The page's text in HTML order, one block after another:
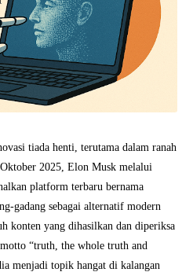
tiada henti, terutama dalam ranah
2025, Elon Musk melalui
platform terbaru bernama
gadang sebagai alternatif modern
konten yang dihasilkan dan diperiksa
“truth, the whole truth and
menjadi topik hangat di kalangan